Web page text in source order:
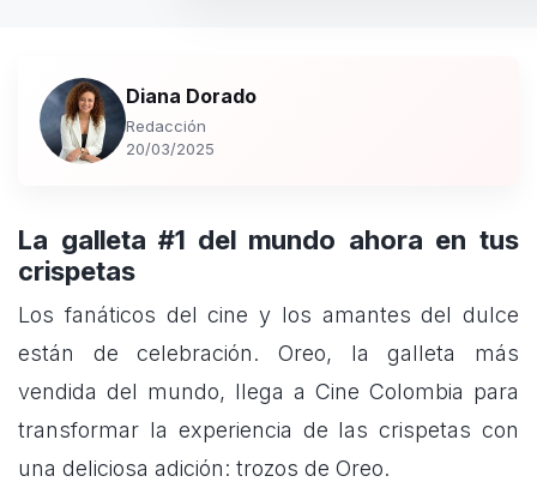
Diana Dorado
Redacción
20/03/2025
La galleta #1 del mundo ahora en tus
crispetas
Los fanáticos del cine y los amantes del dulce
están de celebración. Oreo, la galleta más
vendida del mundo, llega a Cine Colombia para
transformar la experiencia de las crispetas con
una deliciosa adición: trozos de Oreo.